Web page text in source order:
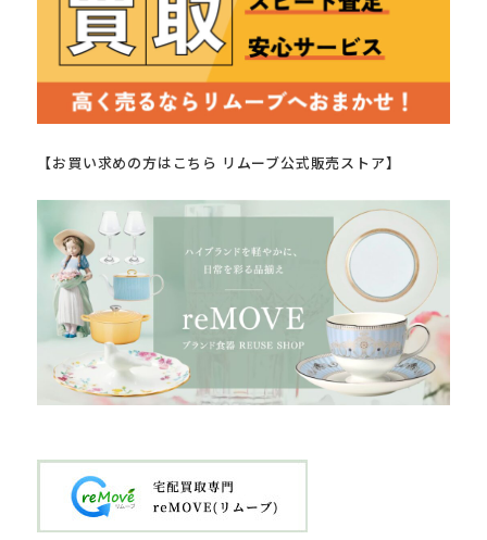
【お買い求めの方はこちら リムーブ公式販売ストア】